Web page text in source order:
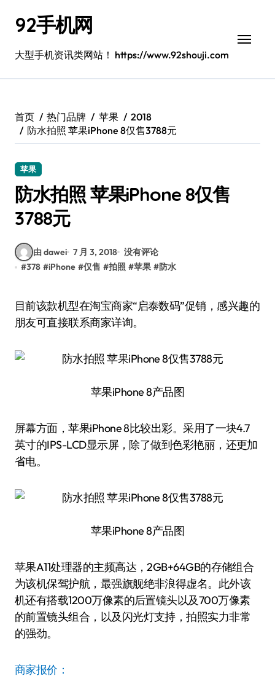
92手机网
大型手机资讯类网站！ https://www.92shouji.com
首页 热门品牌 苹果
2018
防水拍照 苹果iPhone 8仅售3788元
苹果
防水拍照 苹果iPhone 8仅售
3788元
由 dawei 7 月 3, 2018 没有评论
#378 #iPhone #仅售 #拍照 #苹果 #防水
目前该款机型在淘宝商家“启泰数码”促销，感兴趣的
朋友可直接联系商家详询。
苹果iPhone 8产品图
屏幕方面，苹果iPhone 8比较出彩。采用了一块4.7
英寸的IPS-LCD显示屏，除了做到色彩艳丽，还更加
省电。
苹果iPhone 8产品图
苹果A11处理器的主频高达，2GB+64GB的存储组合
为该机保驾护航，最强旗舰绝非浪得虚名。此外该
机还有搭载1200万像素的后置镜头以及700万像素
的前置镜头组合，以及闪光灯支持，拍照实力非常
的强劲。
商家报价：